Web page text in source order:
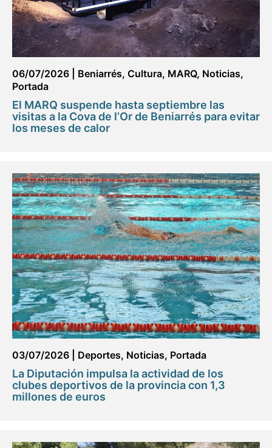
06/07/2026 Beniarrés, Cultura, MARQ, Noticias,
Portada
El MARQ suspende hasta septiembre las
visitas a la Cova de l’Or de Beniarrés para evitar
los meses de calor
03/07/2026 Deportes, Noticias, Portada
La Diputación impulsa la actividad de los
clubes deportivos de la provincia con 1,3
millones de euros